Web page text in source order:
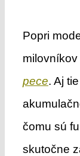
Popri
pece. Aj
čomu sú
skutočne